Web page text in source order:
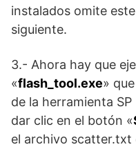
instalados omite
siguiente.
3.- Ahora hay que
«flash_tool.exe»
de la herramienta
dar clic en el botón «
el archivo scatter.txt